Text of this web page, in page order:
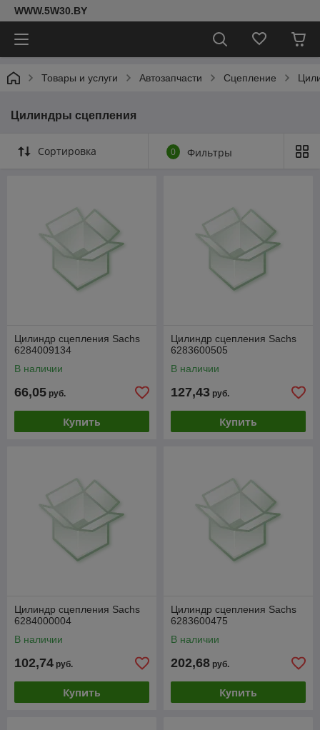
WWW.5W30.BY
Товары и услуги Автозапчасти Сцепление
Цилиндры сцепления
Сортировка 0 Фильтры
Цилиндр сцепления Sachs
6284009134
В наличии
66,05 руб.
Купить
Цилиндр сцепления Sachs
6283600505
В наличии
127,43 руб.
Купить
Цилиндр сцепления Sachs
6284000004
В наличии
102,74 руб.
Купить
Цилиндр сцепления Sachs
6283600475
В наличии
202,68 руб.
Купить